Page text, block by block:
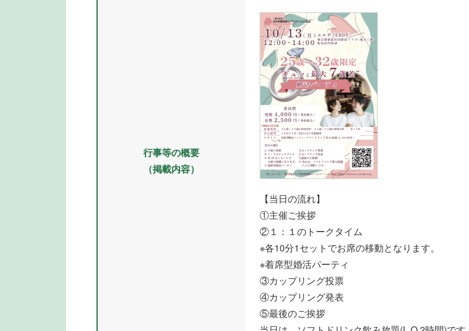
行事等の概要
（掲載内容）
【当日の流れ】
①主催ご挨拶
②１：１のトークタイム
※各10分1セットでお席の移動となります。
※着席型婚活パーティ
③カップリング投票
④カップリング発表
⑤最後のご挨拶